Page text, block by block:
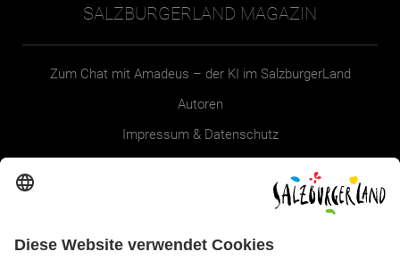
SALZBURGERLAND MAGAZIN
Zum Chat mit Amadeus – der KI im SalzburgerLand
Autoren
Impressum & Datenschutz
SALZBURGERLAND